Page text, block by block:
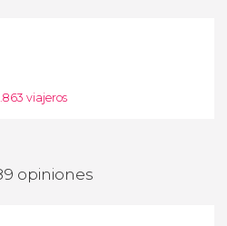
viajeros
opiniones